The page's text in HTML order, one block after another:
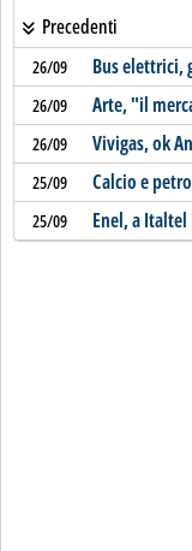
Precedenti
26/09 Bus elettrici,
26/09 Arte, "il
26/09 Vivigas, ok
25/09 Calcio e
25/09 Enel, a